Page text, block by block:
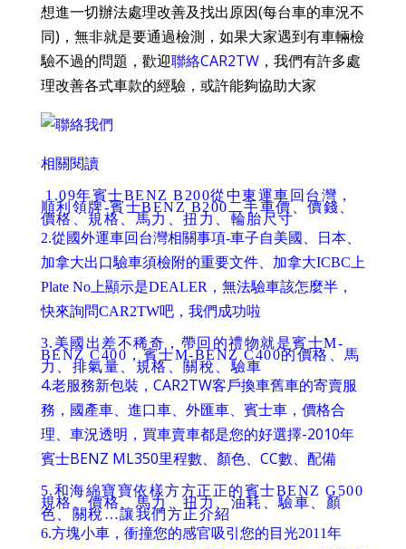
想進一切辦法處理改善及找出原因(每台車的車況不
同)，無非就是要通過檢測，如果大家遇到有車輛檢
驗不過的問題，歡迎聯絡CAR2TW，我們有許多處
理改善各式車款的經驗，或許能夠協助大家
相關閱讀
1.09年賓士BENZ B200從中東運車回台灣，
順利領牌-賓士BENZ B200二手車價、價錢、
價格、規格、馬力、扭力、輪胎尺寸
2.從國外運車回台灣相關事項-車子自美國、日本、
加拿大出口驗車須檢附的重要文件、加拿大ICBC上
Plate No上顯示是DEALER，無法驗車該怎麼半，
快來詢問CAR2TW吧，我們成功啦
3. 美國出差不稀奇，帶回的禮物就是賓士M-
BENZ C400，賓士M-BENZ C400的價格、馬
力、排氣量、規格、關稅、驗車
4.老服務新包裝，CAR2TW客戶換車舊車的寄賣服
務，國產車、進口車、外匯車、賓士車，價格合
理、車況透明，買車賣車都是您的好選擇-2010年
賓士BENZ ML350里程數、顏色、CC數、配備
5.和海綿寶寶依樣方方正正的賓士BENZ G500
規格、價格、馬力、扭力、油耗、驗車、顏
色、關稅…讓我們方正介紹
6.方塊小車，衝撞您的感官吸引您的目光2011年